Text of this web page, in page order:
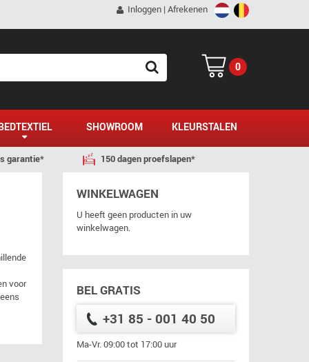
Inloggen | Afrekenen
0
SEARCH
SHOWROOM KLEURSTALEN
garantie* 150 dagen proefslapen*
voor
WINKELWAGEN
U heeft geen producten in uw
winkelwagen.
BEL GRATIS
+31 85 - 001 40 50
Ma-Vr. 09:00 tot 17:00 uur